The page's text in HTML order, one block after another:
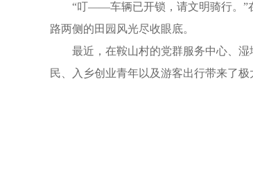
“叮——车辆已开锁，请文明骑行。”
路两侧的田园风光尽收眼底。
最近，在鞍山村的党群服务中心、
民、入乡创业青年以及游客出行带来了极